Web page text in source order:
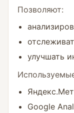
Позволяют:
улучшать
Google